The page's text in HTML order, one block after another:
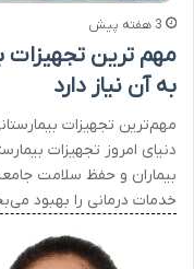
3 هفته پیش
مهم ترین تجهیزات
به آن نیاز دارد
مهم‌ترین تجهیزات
دنیای امروز تجهیزات
بیماران و حفظ سلامت
خدمات درمانی را بهبود